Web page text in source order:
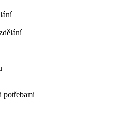
potřebami